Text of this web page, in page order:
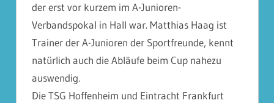
der erst vor kurzem im A-Junioren-
Verbandspokal in Hall war. Matthias Haag ist
Trainer der A-Junioren der Sportfreunde, kennt
natürlich auch die Abläufe beim Cup nahezu
auswendig.
Die TSG Hoffenheim und Eintracht Frankfurt